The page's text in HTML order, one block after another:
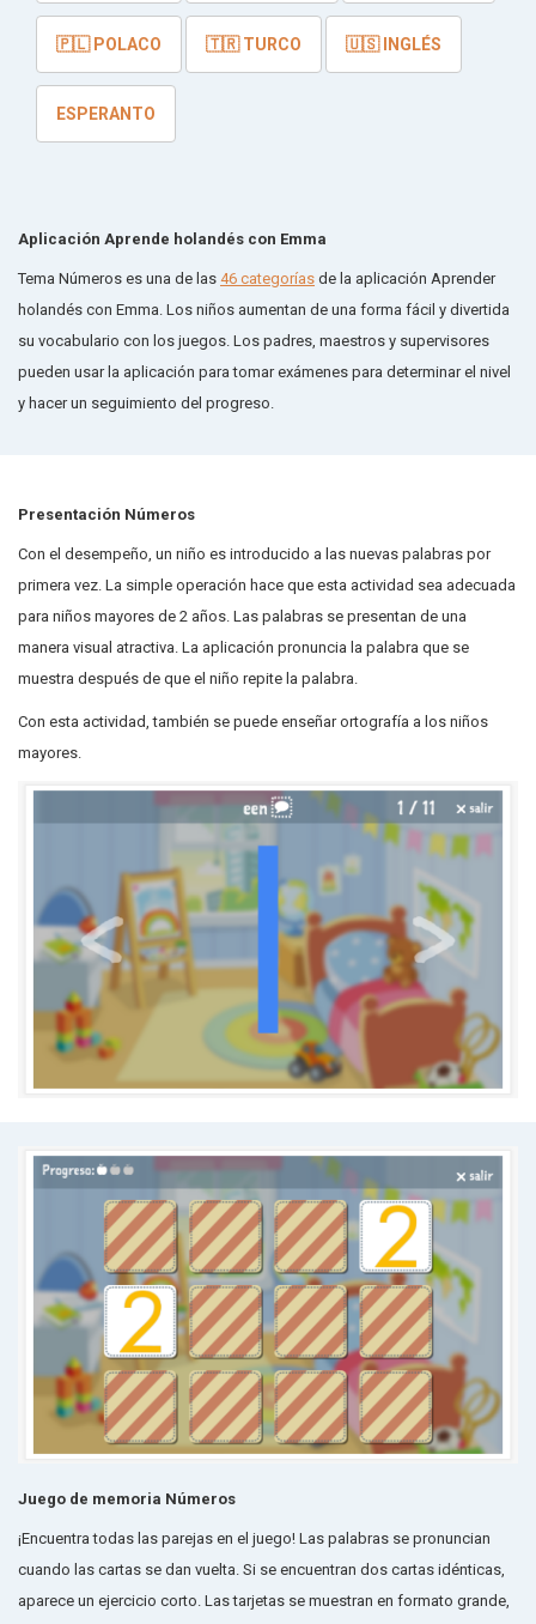
🇵🇱 POLACO 🇹🇷 TURCO 🇺🇸 INGLÉS
ESPERANTO
Aplicación Aprende holandés con Emma
Tema Números es una de las 46 categorías de la aplicación Aprender
holandés con Emma. Los niños aumentan de una forma fácil y divertida
su vocabulario con los juegos. Los padres, maestros y supervisores
pueden usar la aplicación para tomar exámenes para determinar el nivel
y hacer un seguimiento del progreso.
Presentación Números
Con el desempeño, un niño es introducido a las nuevas palabras por
primera vez. La simple operación hace que esta actividad sea adecuada
para niños mayores de 2 años. Las palabras se presentan de una
manera visual atractiva. La aplicación pronuncia la palabra que se
muestra después de que el niño repite la palabra.
Con esta actividad, también se puede enseñar ortografía a los niños
mayores.
Juego de memoria Números
¡Encuentra todas las parejas en el juego! Las palabras se pronuncian
cuando las cartas se dan vuelta. Si se encuentran dos cartas idénticas,
aparece un ejercicio corto. Las tarjetas se muestran en formato grande,